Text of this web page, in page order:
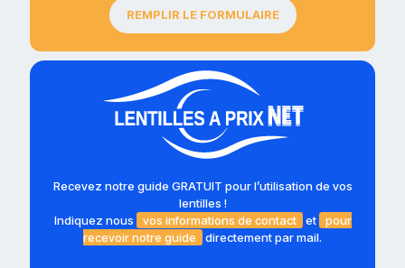
REMPLIR LE FORMULAIRE
Recevez notre guide GRATUIT pour l’utilisation de vos
lentilles !
Indiquez nous
vos informations de contact et
pour
recevoir notre guide
directement par mail.